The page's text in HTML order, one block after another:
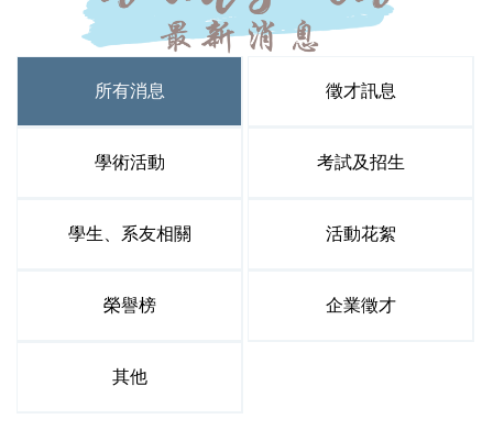
所有消息 徵才訊息
學術活動 考試及招生
學生、系友相關 活動花絮
榮譽榜 企業徵才
其他